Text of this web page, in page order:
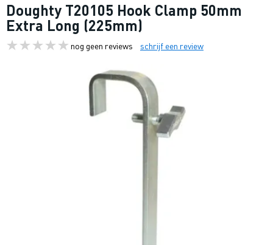
Doughty T20105 Hook Clamp 50mm
Extra Long (225mm)
nog geen reviews schrijf een review